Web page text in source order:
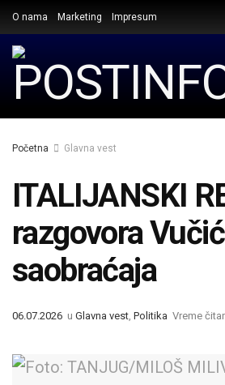
O nama Marketing Impresum
Početna Glavna vest
ITALIJANSKI
razgovora
saobraćaja
06.07.2026 u Glavna vest, Politika Vreme